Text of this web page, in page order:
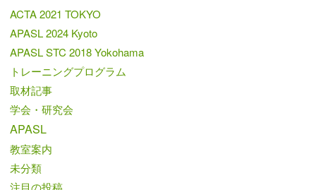
ACTA 2021 TOKYO
APASL 2024 Kyoto
APASL STC 2018 Yokohama
トレーニングプログラム
取材記事
学会・研究会
APASL
教室案内
未分類
注目の投稿